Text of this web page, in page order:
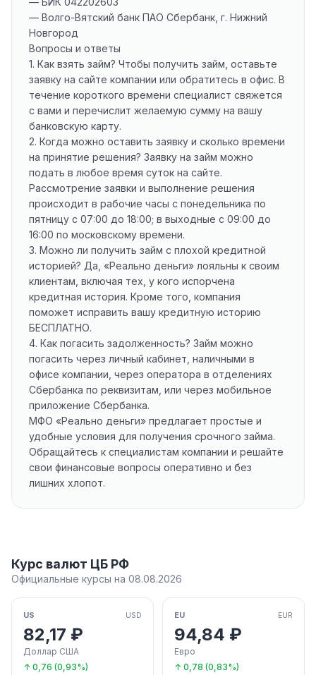
— Волго-Вятский банк ПАО Сбербанк, г. Нижний
Новгород
Вопросы и ответы
1. Как взять займ? Чтобы получить займ, оставьте
заявку на сайте компании или обратитесь в офис. В
течение короткого времени специалист свяжется
с вами и перечислит желаемую сумму на вашу
банковскую карту.
2. Когда можно оставить заявку и сколько времени
на принятие решения? Заявку на займ можно
подать в любое время суток на сайте.
Рассмотрение заявки и выполнение решения
происходит в рабочие часы с понедельника по
пятницу с 07:00 до 18:00; в выходные с 09:00 до
16:00 по московскому времени.
3. Можно ли получить займ с плохой кредитной
историей? Да, «Реально деньги» лояльны к своим
клиентам, включая тех, у кого испорчена
кредитная история. Кроме того, компания
поможет исправить вашу кредитную историю
БЕСПЛАТНО.
4. Как погасить задолженность? Займ можно
погасить через личный кабинет, наличными в
офисе компании, через оператора в отделениях
Сбербанка по реквизитам, или через мобильное
приложение Сбербанка.
МФО «Реально деньги» предлагает простые и
удобные условия для получения срочного займа.
Обращайтесь к специалистам компании и решайте
свои финансовые вопросы оперативно и без
лишних хлопот.
Курс валют ЦБ РФ
Официальные курсы на 08.08.2026
US USD
82,17 ₽
Доллар США
↑ 0,76 (0,93%)
EU EUR
94,84 ₽
Евро
↑ 0,78 (0,83%)